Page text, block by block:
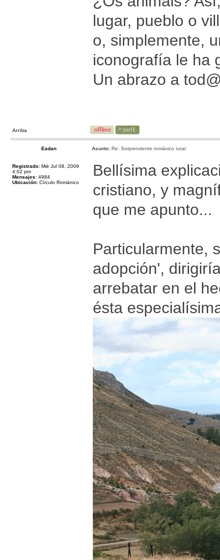
lugar, pueblo o
o, simplemente,
iconografía le ha
Un abrazo a
Arriba
Eadan Asunto: Re: Sorprendente románico rural
Registrado: Mié Jul 08, 2009
4:02 pm
Mensajes: 4984
Ubicación: Círculo Románico
Bellísima
cristiano, y
que me apunto...
Particularmente,
adopción',
arrebatar en el
ésta